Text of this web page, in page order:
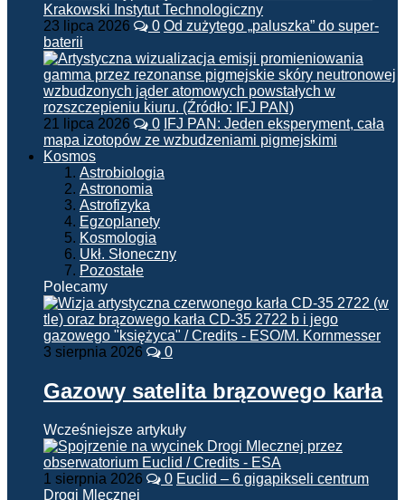
23 lipca 2026 0 Od zużytego „paluszka” do super-
baterii
21 lipca 2026 0 IFJ PAN: Jeden eksperyment, cała
mapa izotopów ze wzbudzeniami pigmejskimi
Kosmos
Astrobiologia
Astronomia
Astrofizyka
Egzoplanety
Kosmologia
Ukł. Słoneczny
Pozostałe
Polecamy
3 sierpnia 2026 0
Gazowy satelita brązowego karła
Wcześniejsze artykuły
1 sierpnia 2026 0 Euclid – 6 gigapikseli centrum
Drogi Mlecznej